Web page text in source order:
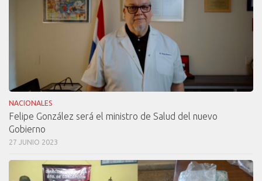
NACIONALES
Felipe González será el ministro de Salud del nuevo
Gobierno
27 JUNIO 2023